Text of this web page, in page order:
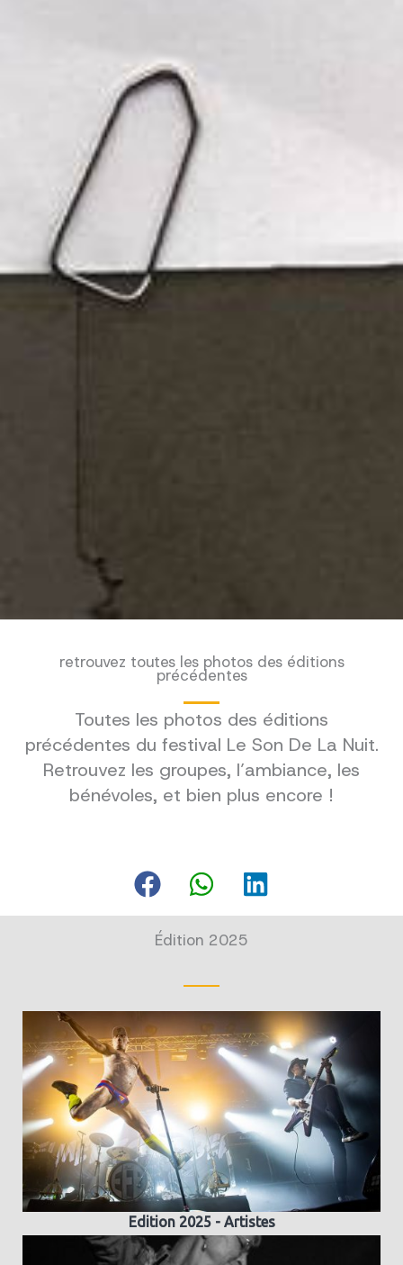
retrouvez toutes les photos des éditions
précédentes
Toutes les photos des éditions
précédentes du festival Le Son De La Nuit.
Retrouvez les groupes, l’ambiance, les
bénévoles, et bien plus encore !
Édition 2025
Edition 2025 - Artistes